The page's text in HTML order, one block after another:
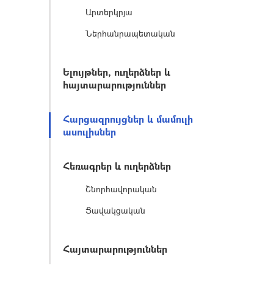
Արտերկրյա
Ներհանրապետական
Ելույթներ, ուղերձներ և
հայտարարություններ
Հարցազրույցներ և մամուլի
ասուլիսներ
Հեռագրեր և ուղերձներ
Շնորհավորական
Ցավակցական
Հայտարարություններ